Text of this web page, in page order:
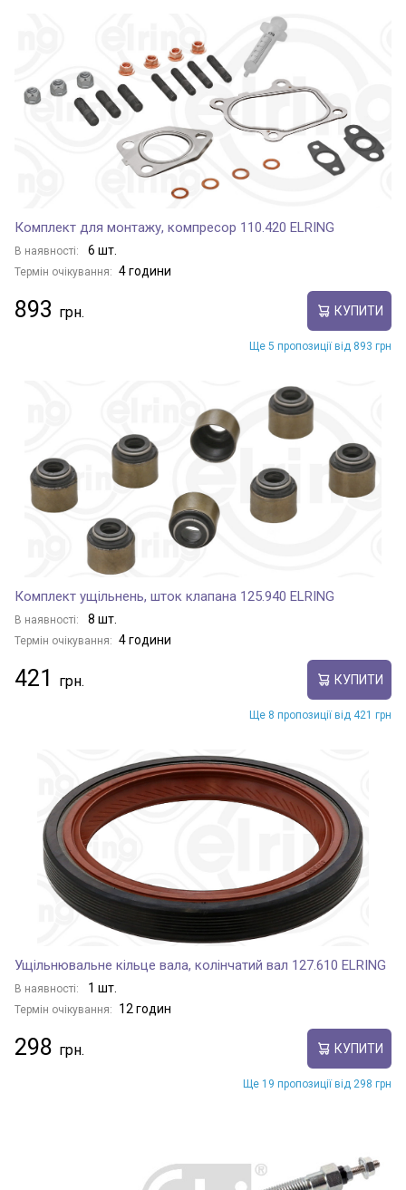
Комплект для монтажу, компресор 110.420 ELRING
В наявності: 6 шт.
Термін очікування: 4 години
893 КУПИТИ
Ще 5 пропозиції від 893 грн
Комплект ущільнень, шток клапана 125.940 ELRING
В наявності: 8 шт.
Термін очікування: 4 години
421 КУПИТИ
Ще 8 пропозиції від 421 грн
Ущільнювальне кільце вала, колінчатий вал 127.610 ELRING
В наявності: 1 шт.
Термін очікування: 12 годин
298 КУПИТИ
Ще 19 пропозиції від 298 грн